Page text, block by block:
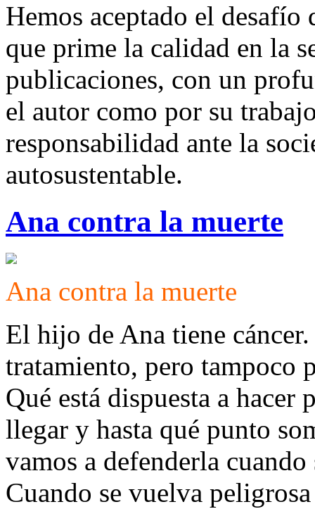
Hemos aceptado el
que prime la calidad en la
publicaciones, con un
el autor como por su
responsabilidad ante la
autosustentable.
Ana contra la muerte
Ana contra la muerte
El hijo de Ana tiene
tratamiento, pero tampoco
Qué está dispuesta a hacer
llegar y hasta qué punto
vamos a defenderla
Cuando se vuelva